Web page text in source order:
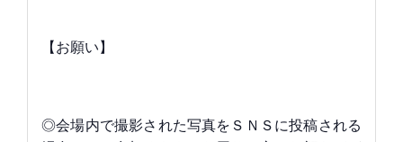
【お願い】
◎会場内で撮影された写真をＳＮＳに投稿される